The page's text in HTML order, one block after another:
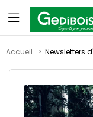
Panneau de gestion
Gedibois
Accueil Newsletters